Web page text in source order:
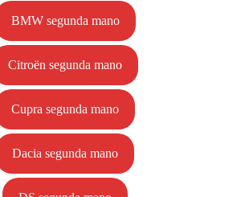
BMW segunda mano
Citroën segunda mano
Cupra segunda mano
Dacia segunda mano